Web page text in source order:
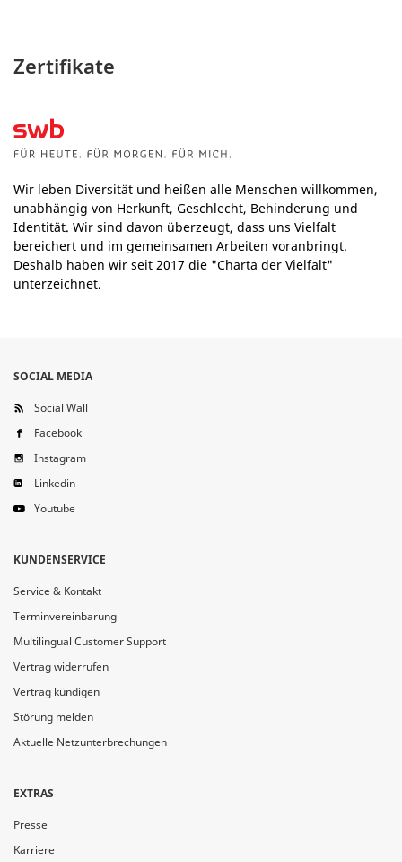
Zertifikate
Wir leben Diversität und heißen alle Menschen willkommen,
unabhängig von Herkunft, Geschlecht, Behinderung und
Identität. Wir sind davon überzeugt, dass uns Vielfalt
bereichert und im gemeinsamen Arbeiten voranbringt.
Deshalb haben wir seit 2017 die "Charta der Vielfalt"
unterzeichnet.
SOCIAL MEDIA
Social Wall
Facebook
Instagram
Linkedin
Youtube
KUNDENSERVICE
Service & Kontakt
Terminvereinbarung
Multilingual Customer Support
Vertrag widerrufen
Vertrag kündigen
Störung melden
Aktuelle Netzunterbrechungen
EXTRAS
Presse
Karriere